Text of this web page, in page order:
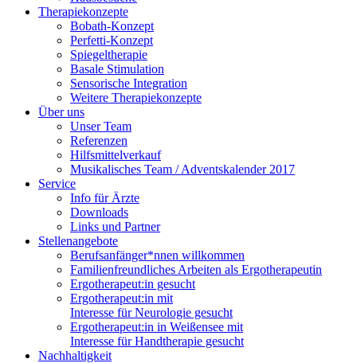
Therapiekonzepte
Bobath-Konzept
Perfetti-Konzept
Spiegeltherapie
Basale Stimulation
Sensorische Integration
Weitere Therapiekonzepte
Über uns
Unser Team
Referenzen
Hilfsmittelverkauf
Musikalisches Team / Adventskalender 2017
Service
Info für Ärzte
Downloads
Links und Partner
Stellenangebote
Berufsanfänger*nnen willkommen
Familienfreundliches Arbeiten als Ergotherapeutin
Ergotherapeut:in gesucht
Ergotherapeut:in mit
Interesse für Neurologie gesucht
Ergotherapeut:in in Weißensee mit
Interesse für Handtherapie gesucht
Nachhaltigkeit